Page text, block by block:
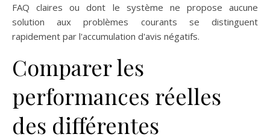
FAQ claires ou dont le système ne propose aucune
solution aux problèmes courants se distinguent
rapidement par l'accumulation d'avis négatifs.
Comparer les
performances réelles
des différentes